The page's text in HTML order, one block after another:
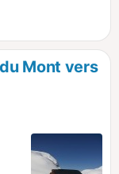
dans
Mont vers